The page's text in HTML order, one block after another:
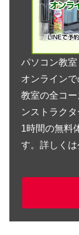
パソコン教室
オンライン
教室の全コ
ンストラク
1時間の無料
す。詳しくは